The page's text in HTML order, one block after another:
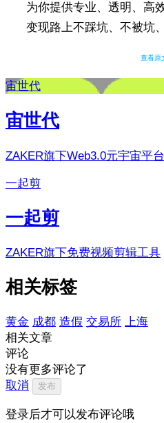
为你提供专业、透明、高
变现路上不踩坑、不被坑
查看原
宙世代
宙世代
ZAKER旗下Web3.0元宇宙平台
一起剪
一起剪
ZAKER旗下免费视频剪辑工具
相关标签
黄金 成都 造假 交易所 上海
相关文章
评论
没有更多评论了
取消
发布
登录后才可以发布评论哦